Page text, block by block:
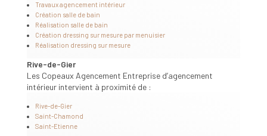
Travaux agencement intérieur
Création salle de bain
Réalisation salle de bain
Création dressing sur mesure par menuisier
Réalisation dressing sur mesure
Rive-de-Gier
Les Copeaux Agencement Entreprise d’agencement
intérieur intervient à proximité de :
Rive-de-Gier
Saint-Chamond
Saint-Etienne